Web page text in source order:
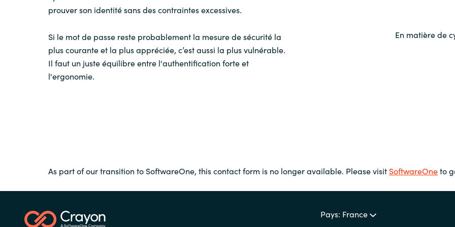
prouver son identité sans des contraintes excessives.
Si le mot de passe reste probablement la mesure de sécurité la
plus courante et la plus appréciée, c’est aussi la plus vulnérable.
Il faut un juste équilibre entre l'authentification forte et
l'ergonomie.
En matière de
As part of our transition to SoftwareOne, this contact form is no longer available. Please visit SoftwareOneto
Pays: France